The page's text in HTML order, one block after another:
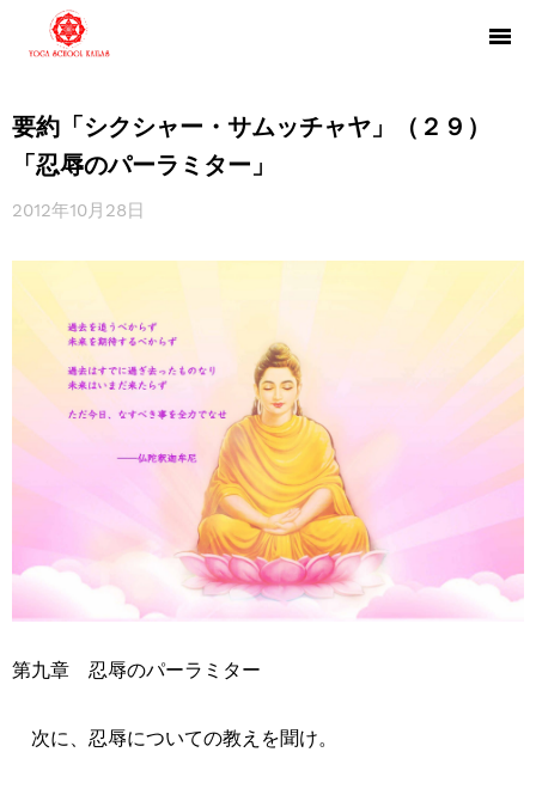
要約「シクシャー・サムッチャヤ」（２９）
「忍辱のパーラミター」
2012年10月28日
第九章 忍辱のパーラミター
次に、忍辱についての教えを聞け。